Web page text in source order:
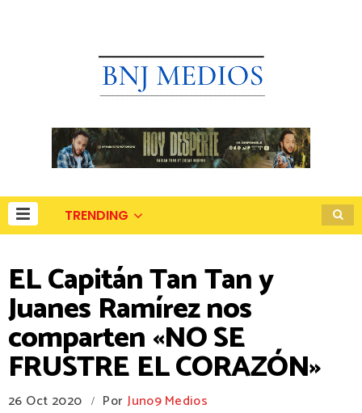
TRENDING
EL Capitán Tan Tan y
Juanes Ramírez nos
comparten «NO SE
FRUSTRE EL CORAZÓN»
26 Oct 2020 / Por Juno9 Medios